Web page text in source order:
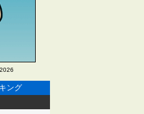
ング